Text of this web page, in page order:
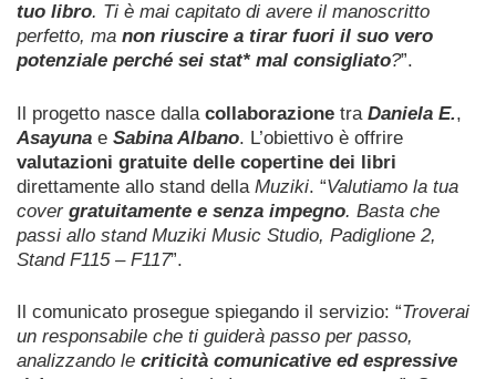
tuo libro. Ti è mai capitato di avere il manoscritto
perfetto, ma non riuscire a tirar fuori il suo vero
potenziale perché sei stat* mal consigliato?”.
Il progetto nasce dalla collaborazione tra Daniela E.,
Asayuna e Sabina Albano. L’obiettivo è offrire
valutazioni gratuite delle copertine dei libri
direttamente allo stand della Muziki. “Valutiamo la tua
cover gratuitamente e senza impegno. Basta che
passi allo stand Muziki Music Studio, Padiglione 2,
Stand F115 – F117”.
Il comunicato prosegue spiegando il servizio: “Troverai
un responsabile che ti guiderà passo per passo,
analizzando le criticità comunicative ed espressive